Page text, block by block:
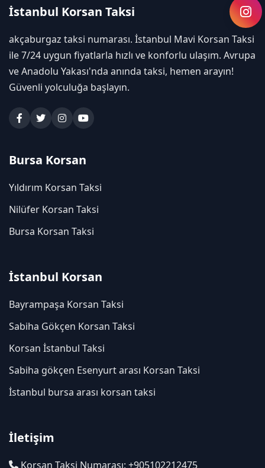
İstanbul Korsan Taksi
akçaburgaz taksi numarası. İstanbul Mavi Korsan Taksi
ile 7/24 uygun fiyatlarla hızlı ve konforlu ulaşım. Avrupa
ve Anadolu Yakası'nda anında taksi, hemen arayın!
Güvenli yolculuğa başlayın.
Bursa Korsan
Yıldırım Korsan Taksi
Nilüfer Korsan Taksi
Bursa Korsan Taksi
İstanbul Korsan
Bayrampaşa Korsan Taksi
Sabiha Gökçen Korsan Taksi
Korsan İstanbul Taksi
Sabiha gökçen Esenyurt arası Korsan Taksi
İstanbul bursa arası korsan taksi
İletişim
Korsan Taksi Numarası: +905102212475